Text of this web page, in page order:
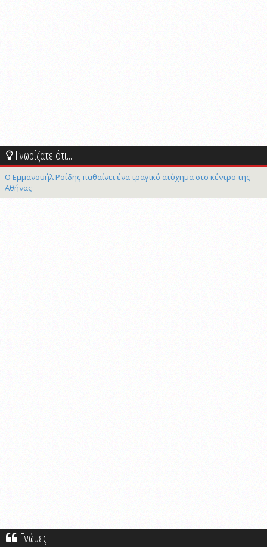
Γνωρίζατε ότι...
Ο Εμμανουήλ Ροΐδης παθαίνει ένα τραγικό ατύχημα στο κέντρο της
Αθήνας
Γνώμες